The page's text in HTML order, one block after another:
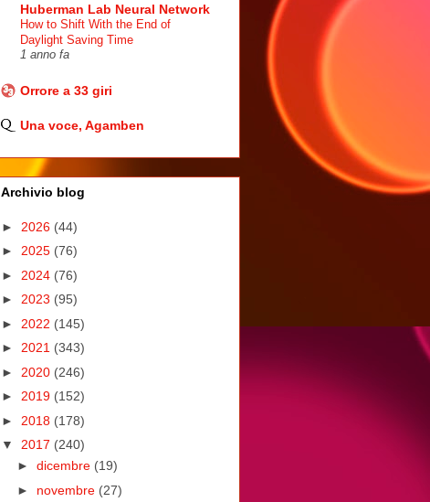
Huberman Lab Neural Network
How to Shift With the End of
Daylight Saving Time
1 anno fa
Orrore a 33 giri
Una voce, Agamben
Archivio blog
► 2026 (44)
► 2025 (76)
► 2024 (76)
► 2023 (95)
► 2022 (145)
► 2021 (343)
► 2020 (246)
► 2019 (152)
► 2018 (178)
▼ 2017 (240)
► dicembre (19)
► novembre (27)